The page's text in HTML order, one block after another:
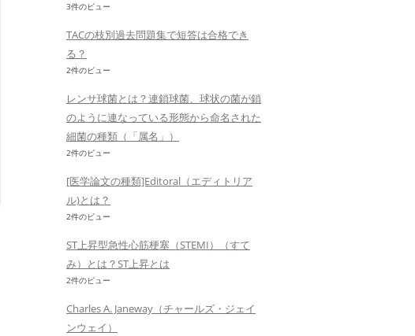
3件のビュー
TACの枝別過去問題集で短答は合格でき
る？
2件のビュー
レンサ球菌とは？連鎖球菌、球状の菌が鎖
のように連なっている形態から命名された
細菌の種類（「属名」）
2件のビュー
[医学論文の種類]Editoral（エディトリア
ル)とは？
2件のビュー
ST上昇型急性心筋梗塞（STEMI）（すて
み）とは？ST上昇とは
2件のビュー
Charles A. Janeway（チャールズ・ジェイ
ンウェイ）